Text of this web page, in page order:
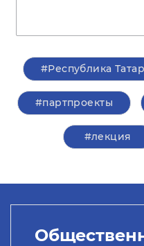
#Республика
#партпроекты
#лекция